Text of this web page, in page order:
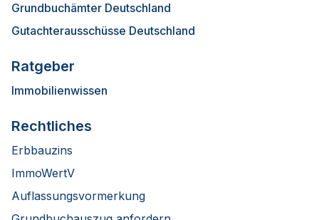
Grundbuchämter Deutschland
Gutachterausschüsse Deutschland
Ratgeber
Immobilienwissen
Rechtliches
Erbbauzins
ImmoWertV
Auflassungsvormerkung